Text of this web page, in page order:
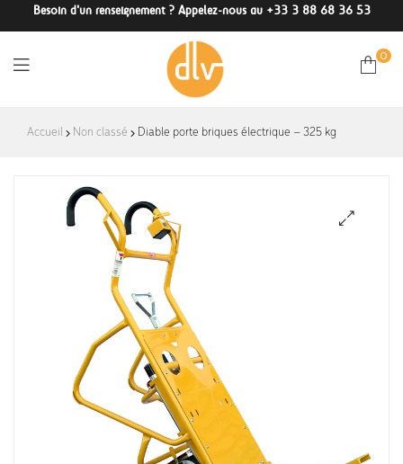
Besoin d'un renseignement ? Appelez-nous au +33 3 88 68 36 53
DLV-
0
Accueil Non classé Diable porte briques électrique – 325 kg